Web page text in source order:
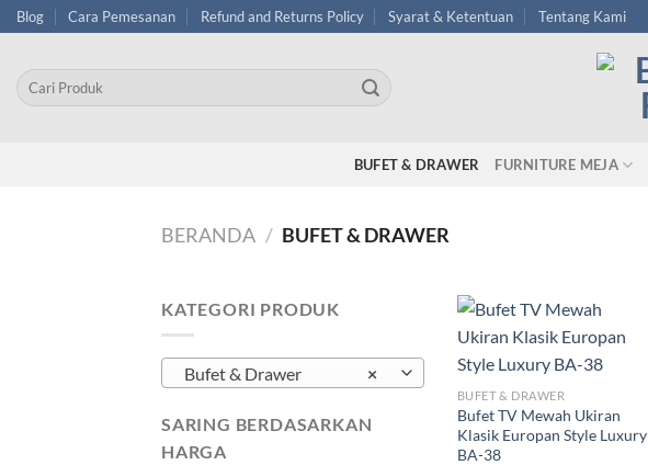
Skip
to
content
Blog Cara Pemesanan Refund and Returns Policy Syarat & Ketentuan Tentang Kami
Pencarian
untuk:
BUFET & DRAWER FURNITURE MEJA
BERANDA / BUFET & DRAWER
KATEGORI PRODUK
×
Bufet & Drawer
SARING BERDASARKAN
HARGA
BUFET & DRAWER
Bufet TV Mewah Ukiran
Klasik Europan Style Luxury
BA-38